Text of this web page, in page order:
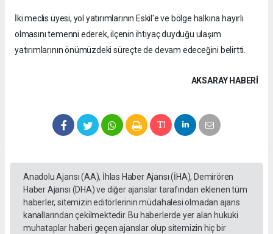
İki meclis üyesi, yol yatırımlarının Eskil'e ve bölge halkına hayırlı
olmasını temenni ederek, ilçenin ihtiyaç duyduğu ulaşım
yatırımlarının önümüzdeki süreçte de devam edeceğini belirtti.
AKSARAY HABERİ
Anadolu Ajansı (AA), İhlas Haber Ajansı (İHA), Demirören
Haber Ajansı (DHA) ve diğer ajanslar tarafından eklenen tüm
haberler, sitemizin editörlerinin müdahalesi olmadan ajans
kanallarından çekilmektedir. Bu haberlerde yer alan hukuki
muhataplar haberi geçen ajanslar olup sitemizin hiç bir